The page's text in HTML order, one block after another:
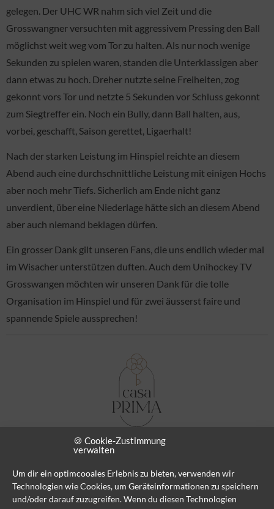
🍪 Cookie-Zustimmung
verwalten
Um dir ein optimcooales Erlebnis zu bieten, verwenden wir
Technologien wie Cookies, um Geräteinformationen zu speichern
und/oder darauf zuzugreifen. Wenn du diesen Technologien
gelegen. Der UHC WR nahm sich viel Zeit und die
Grosswangner versuchten mit aggressivem Pressing den Ball
möglichst weit weg vom Tor zu halten. Als nur noch wenige
Sekunden zu spielen waren, standen die Unterklassigen aber
dann etwas zu hoch. Dreher nutzte seine Freiheiten, zog
gekonnt vors Tor und netzte 5 Sekunden vor Schluss gekonnt
zum Siegtreffer ein. Noch ein Bully, dann Ball halten, aus,
vorbei, geschafft, Saison gerettet, Ligaerhalt!
Nach der starken Leistung im Hinspiel reichte an diesem
Abend auch eine durchschnittliche Leistung mit einigen Hochs
aber noch mehr Tiefs. Sicherlich am Ende nicht ganz
unverdient, über eine Niederlage hätte sich an diesem Abend
aber auch niemand beklagen dürfen.
Ein grosser Dank gilt unseren Fans, die uns endlich wieder mal
im Wisacher unterstützen duften. Auch dem Unihockey TV
Grosswangen möchten wir unseren Dank für die tolle
Organisation im Hinspiel und für zwei äusserst faire und
spannende Spiele aussprechen!